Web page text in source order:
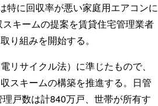
特に回収率が悪い家庭用エアコンに
キームの提案を賃貸住宅管理業者
り組みを開始する。
リサイクル法）に準じたもので、
スキームの構築を推進する。日管
戸数は計840万戸、世帯が所有す